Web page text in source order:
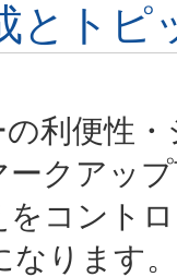
とトピ
利便性
クアッ
をコント
なります